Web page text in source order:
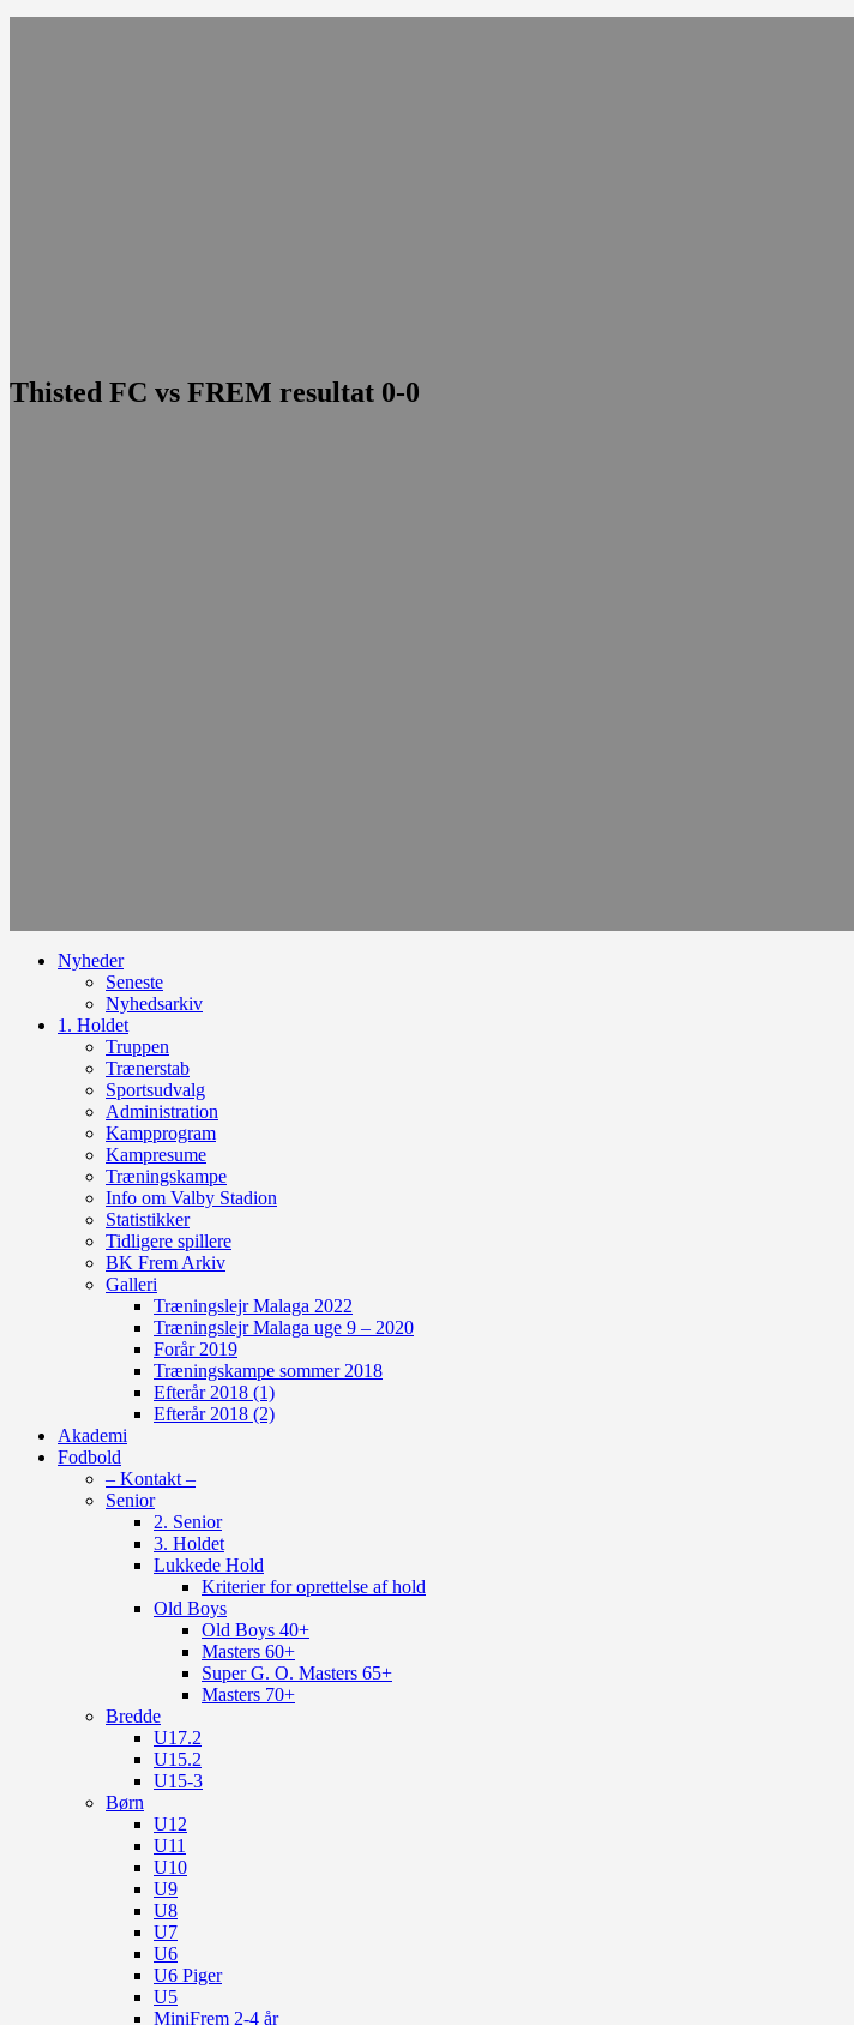
Thisted FC vs FREM resultat 0-0
Nyheder
Seneste
Nyhedsarkiv
1. Holdet
Truppen
Trænerstab
Sportsudvalg
Administration
Kampprogram
Kampresume
Træningskampe
Info om Valby Stadion
Statistikker
Tidligere spillere
BK Frem Arkiv
Galleri
Træningslejr Malaga 2022
Træningslejr Malaga uge 9 – 2020
Forår 2019
Træningskampe sommer 2018
Efterår 2018 (1)
Efterår 2018 (2)
Akademi
Fodbold
– Kontakt –
Senior
2. Senior
3. Holdet
Lukkede Hold
Kriterier for oprettelse af hold
Old Boys
Old Boys 40+
Masters 60+
Super G. O. Masters 65+
Masters 70+
Bredde
U17.2
U15.2
U15-3
Børn
U12
U11
U10
U9
U8
U7
U6
U6 Piger
U5
MiniFrem 2-4 år